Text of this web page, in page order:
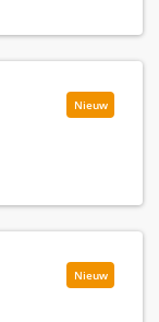
Nieuw
Nieuw